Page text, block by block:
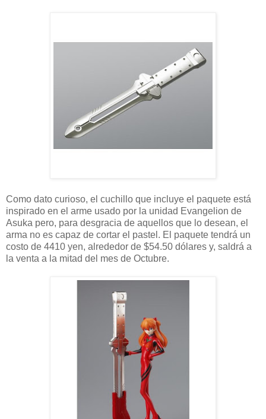
Como dato curioso, el cuchillo que incluye el paquete está
inspirado en el arme usado por la unidad Evangelion de
Asuka pero, para desgracia de aquellos que lo desean, el
arma no es capaz de cortar el pastel. El paquete tendrá un
costo de 4410 yen, alrededor de $54.50 dólares y, saldrá a
la venta a la mitad del mes de Octubre.